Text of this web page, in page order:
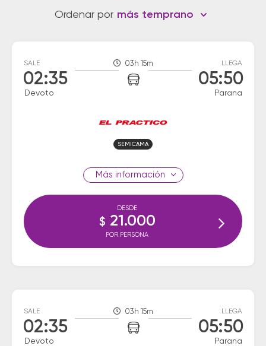
Ordenar por más temprano
SALE
02:35
Devoto
03h 15m LLEGA
05:50
Parana
SEMICAMA
información
DESDE
$ 21.000
POR PERSONA
SALE
02:35
Devoto
03h 15m LLEGA
05:50
Parana